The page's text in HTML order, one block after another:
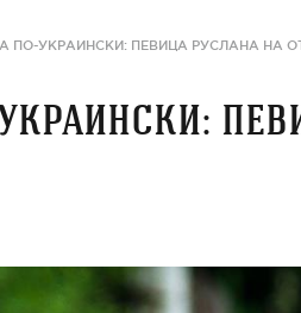
ПО-УКРАИНСКИ: ПЕВИЦА РУСЛАНА НА